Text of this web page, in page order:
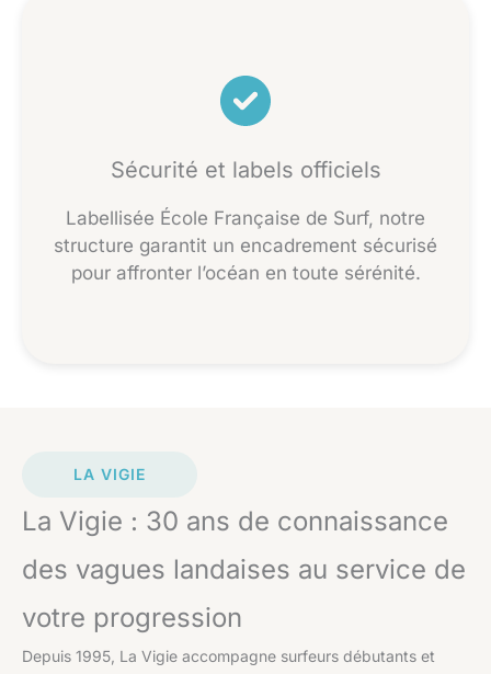
Sécurité et labels officiels
Labellisée École Française de Surf, notre
structure garantit un encadrement sécurisé
pour affronter l’océan en toute sérénité.
LA VIGIE
La Vigie : 30 ans de connaissance
des vagues landaises au service de
votre progression
Depuis 1995, La Vigie accompagne surfeurs débutants et